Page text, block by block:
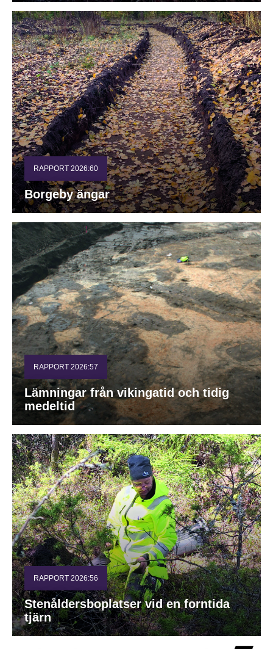
RAPPORT 2026:60
Borgeby ängar
RAPPORT 2026:57
Lämningar från vikingatid och tidig
medeltid
RAPPORT 2026:56
Stenåldersboplatser vid en forntida
tjärn